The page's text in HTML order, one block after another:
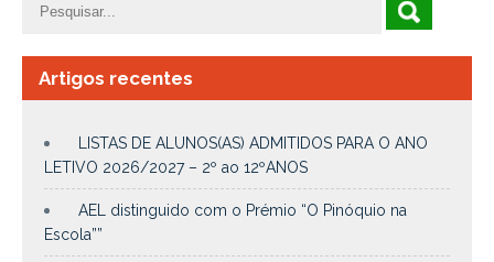
Artigos recentes
LISTAS DE ALUNOS(AS) ADMITIDOS PARA O ANO
LETIVO 2026/2027 – 2º ao 12ºANOS
AEL distinguido com o Prémio “O Pinóquio na
Escola””